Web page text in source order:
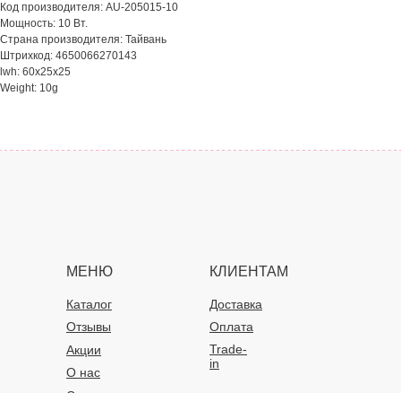
Код производителя: AU-205015-10
Мощность: 10 Вт.
Страна производителя: Тайвань
Штрихкод: 4650066270143
lwh: 60x25x25
Weight: 10g
МЕНЮ КЛИЕНТАМ
Каталог
О нас
Доставка
Оплата
Отзывы
Акции
Trade-
in